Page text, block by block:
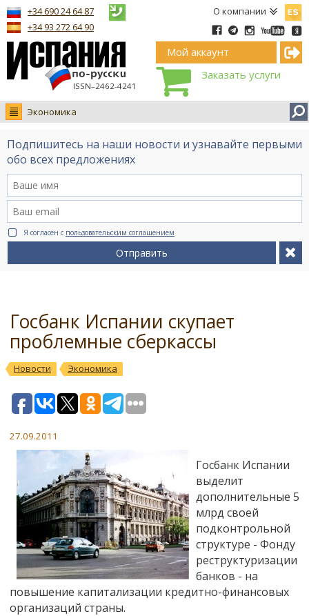
О компании
ISSN–2462-4241
+34 690 24 64 87
+34 93 272 64 90
Мой аккаунт
Заказать услуги
Экономика
Новости
Интервью
Видео Ruso.TV
BCN life
Сервис на немецком
Подпишитесь на наши новости и узнавайте первыми
обо всех предложениях
Я согласен с пользовательским соглашением
Отправить
Госбанк Испании скупает
проблемные сберкассы
Новости Экономика
27.09.2011
Госбанк Испании
выделит
дополнительные 5
млрд своей
подконтрольной
структуре - Фонду
реструктуризации
банков - на
повышение капитализации кредитно-финансовых
организаций страны.